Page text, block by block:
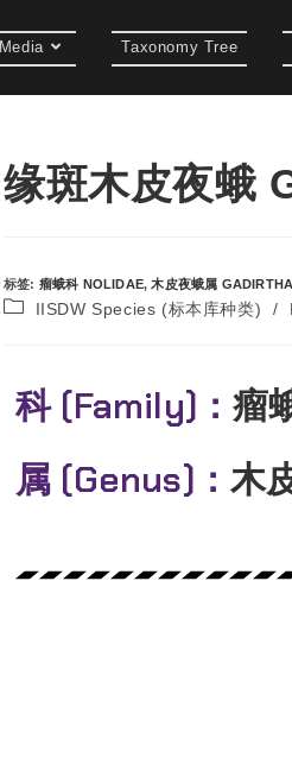
Media Taxonomy Tree
缘斑木皮夜蛾
标签: 瘤蛾科 NOLIDAE, 木皮夜蛾属 GADIRTHA
IISDW Species (标本库种类) /
科 (Family)：瘤
属 (Genus)： 木